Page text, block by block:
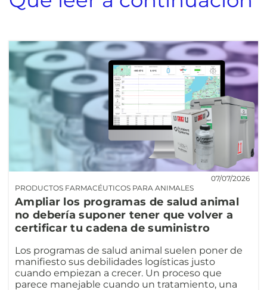
PRODUCTOS FARMACÉUTICOS PARA ANIMALES
07/07/2026
Ampliar los programas de salud animal
no debería suponer tener que volver a
certificar tu cadena de suministro
Los programas de salud animal suelen poner de
manifiesto sus debilidades logísticas justo
cuando empiezan a crecer. Un proceso que
parece manejable cuando un tratamiento, una